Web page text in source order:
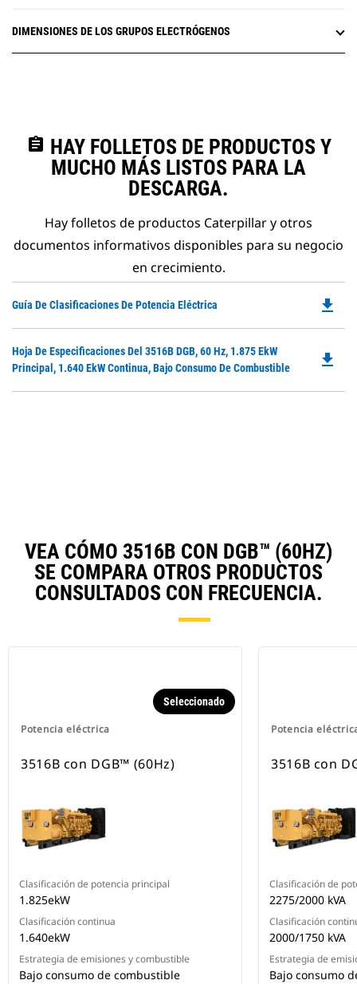
DIMENSIONES DE LOS GRUPOS ELECTRÓGENOS
assignment HAY FOLLETOS DE PRODUCTOS Y
MUCHO MÁS LISTOS PARA LA
DESCARGA.
Hay folletos de productos Caterpillar y otros
documentos informativos disponibles para su negocio
en crecimiento.
Guía De Clasificaciones De Potencia Eléctrica file_download
Hoja De Especificaciones Del 3516B DGB, 60 Hz, 1.875 EkW
Principal, 1.640 EkW Continua, Bajo Consumo De Combustible
file_download
VEA CÓMO 3516B CON DGB™ (60HZ)
SE COMPARA OTROS PRODUCTOS
CONSULTADOS CON FRECUENCIA.
Potencia eléctrica
Seleccionado
3516B con DGB™ (60Hz)
Clasificación de potencia principal
1.825ekW
Clasificación continua
1.640ekW
Estrategia de emisiones y combustible
Bajo consumo de combustible
Potencia
3516B con
Clasificación de
2275/2000 kVA
Clasificación
2000/1750 kVA
Estrategia de
Bajo consumo